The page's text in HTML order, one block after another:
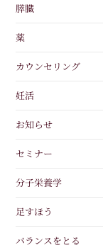
膵臓
薬
カウンセリング
妊活
お知らせ
セミナー
分子栄養学
足すほう
バランスをとる